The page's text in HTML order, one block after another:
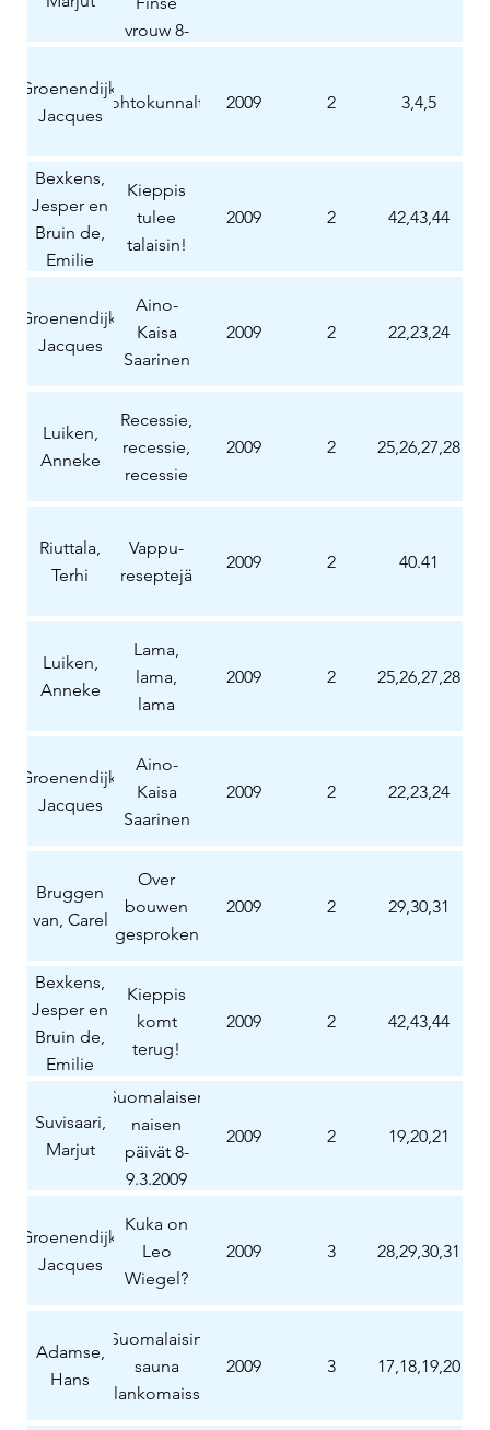
vrouw 8-
Groenendijk,
Jacques
Johtokunnalta 2009 2 3,4,5
Bexkens,
Jesper en
Bruin de,
Emilie
Kieppis
tulee
talaisin!
2009 2 42,43,44
Groenendijk,
Jacques
Aino-
Kaisa
Saarinen
2009 2 22,23,24
Luiken,
Anneke
Recessie,
recessie,
recessie
2009 2 25,26,27,28
Riuttala,
Terhi
Vappu-
reseptejä
2009 2 40.41
Luiken,
Anneke
Lama,
lama,
lama
2009 2 25,26,27,28
Groenendijk,
Jacques
Aino-
Kaisa
Saarinen
2009 2 22,23,24
Bruggen
van, Carel
Over
bouwen
gesproken
2009 2 29,30,31
Bexkens,
Jesper en
Bruin de,
Emilie
Kieppis
komt
terug!
2009 2 42,43,44
Suvisaari,
Marjut
Suomalaisen
naisen
päivät 8-
9.3.2009
2009 2 19,20,21
Groenendijk,
Jacques
Kuka on
Leo
Wiegel?
2009 3 28,29,30,31
Adamse,
Hans
Suomalaisin
sauna
alankomaissa
2009 3 17,18,19,20